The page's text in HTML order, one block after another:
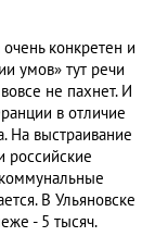
конкретен и
умов» тут речи
не пахнет. И
в отличие
На выстраивание
российские
В Ульяновске
- 5 тысяч.